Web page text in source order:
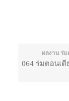
ผลงาน ร่
064 ร่มตอนเดี